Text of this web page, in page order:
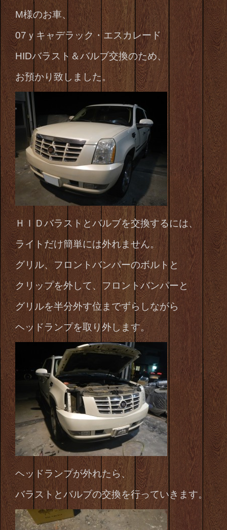
M様のお車、
07ｙキャデラック・エスカレード
HIDバラスト＆バルブ交換のため、
お預かり致しました。
ＨＩＤバラストとバルブを交換するには、
ライトだけ簡単には外れません。
グリル、フロントバンパーのボルトと
クリップを外して、フロントバンパーと
グリルを半分外す位までずらしながら
ヘッドランプを取り外します。
ヘッドランプが外れたら、
バラストとバルブの交換を行っていきます。